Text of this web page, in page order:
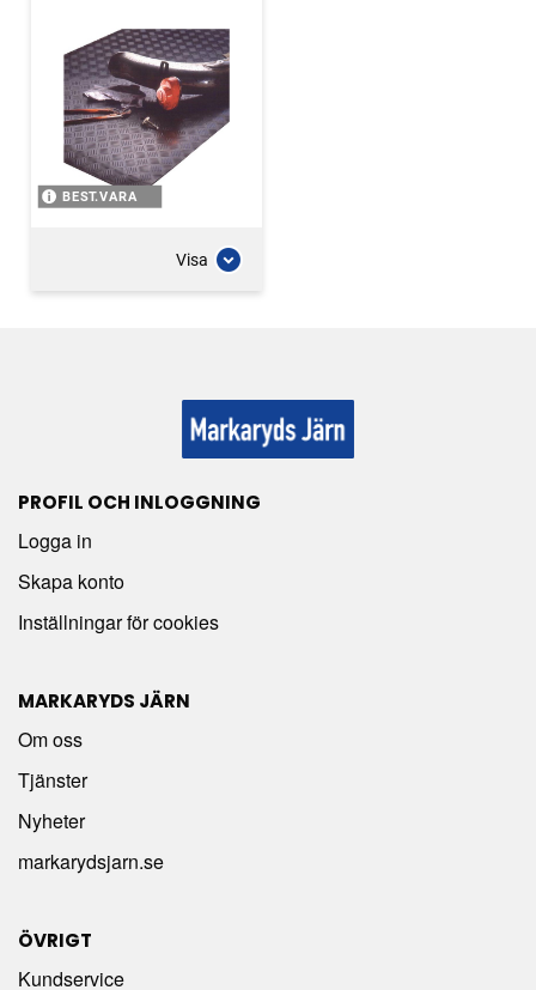
BEST.VARA
Visa
PROFIL OCH INLOGGNING
Logga in
Skapa konto
Inställningar för cookies
MARKARYDS JÄRN
Om oss
Tjänster
Nyheter
markarydsjarn.se
ÖVRIGT
Kundservice